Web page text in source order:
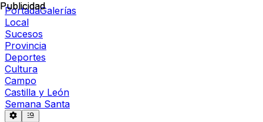
PortadaGalerías
Local
Sucesos
Provincia
Deportes
Cultura
Campo
Castilla y León
Semana Santa
Publicidad
Publicidad